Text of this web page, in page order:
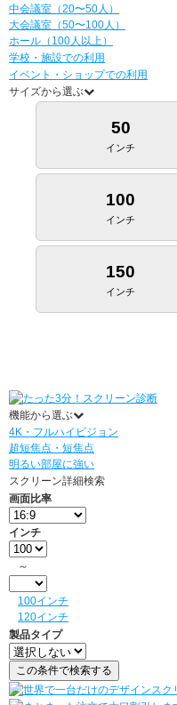
中会議室（20〜50人）
大会議室（50〜100人）
ホール（100人以上）
学校・施設での利用
イベント・ショップでの利用
サイズから選ぶ
50
インチ
100
インチ
150
インチ
機能から選ぶ
4K・フルハイビジョン
超短焦点・短焦点
明るい部屋に強い
スクリーン詳細検索
画面比率
インチ
～
100インチ
120インチ
製品タイプ